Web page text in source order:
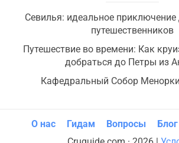
Севилья: идеальное
путешественников
Путешествие во времени: Как
добраться до Петры из
Кафедральный Собор
О нас Гидам Вопросы Блог